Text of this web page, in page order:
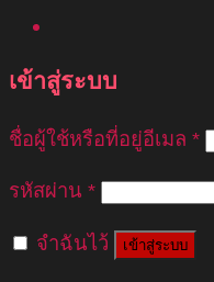
เข้าสู่ระบบ
ชื่อผู้ใช้หรือที่อยู่อีเมล *
รหัสผ่าน *
จำฉันไว้ เข้าสู่ระบบ